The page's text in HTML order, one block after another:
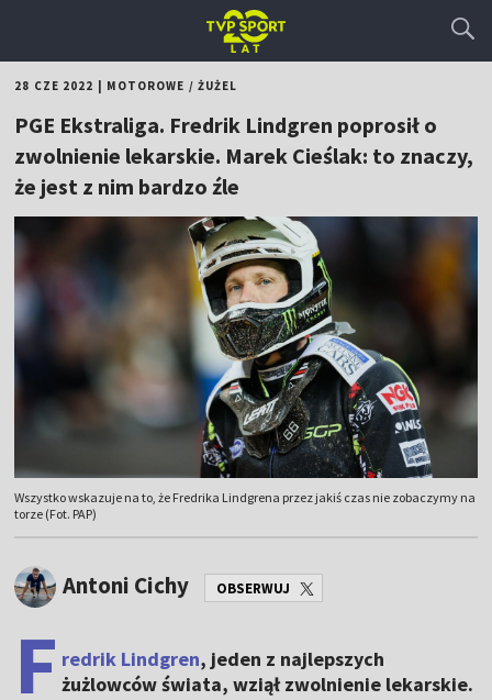
28 CZE 2022 MOTOROWE / ŻUŻEL
PGE Ekstraliga. Fredrik Lindgren poprosił o
zwolnienie lekarskie. Marek Cieślak: to znaczy,
że jest z nim bardzo źle
Wszystko wskazuje na to, że Fredrika Lindgrena przez jakiś czas nie zobaczymy na
torze (Fot. PAP)
Antoni Cichy OBSERWUJ
F redrik Lindgren, jeden z najlepszych
żużlowców świata, wziął zwolnienie lekarskie.